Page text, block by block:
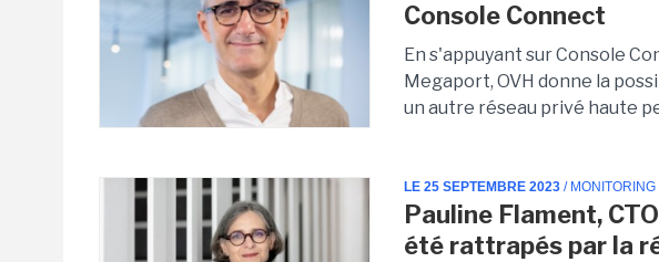
Console Connect
En s'appuyant sur Console
Megaport, OVH donne la
un autre réseau privé haute
LE 25 SEPTEMBRE 2023 / MONITORING
Pauline Flament,
été rattrapés par la